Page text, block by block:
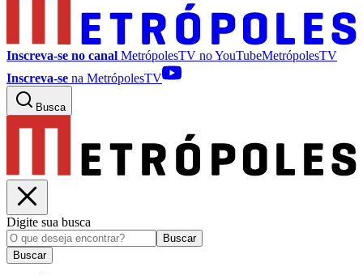
Inscreva-se no canal MetrópolesTV noYouTubeMetrópolesTV
Inscreva-se na MetrópolesTV
Busca
Digite sua busca
Buscar
Buscar